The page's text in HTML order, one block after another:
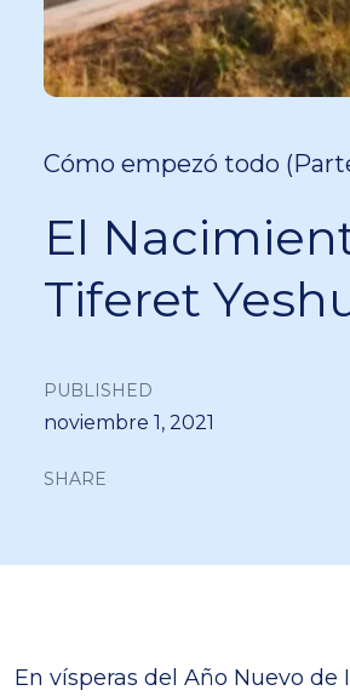
Cómo empezó todo
El
Tiferet
PUBLISHED
noviembre 1, 2021
SHARE
En vísperas del Año Nuevo de